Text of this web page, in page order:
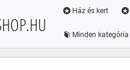
Ház és kert
Minden kategória